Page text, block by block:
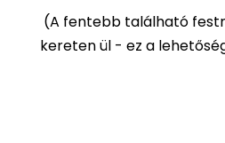
(A fentebb található
kereten ül - ez a